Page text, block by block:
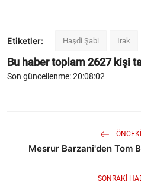
Etiketler: Haşdi Şabi Irak
Bu haber toplam2627kişi
Son güncellenme: 20:08:02
Mesrur Barzani'den Tom
SONRAKI